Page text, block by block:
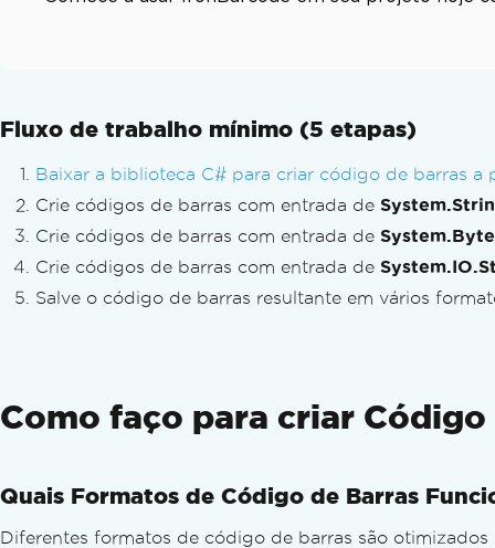
Referência da API
Fluxo de trabalho mínimo (5 etapas)
Baixar a biblioteca C# para criar código de barras a
Crie códigos de barras com entrada de
Crie códigos de barras com entrada de
Crie códigos de barras com entrada de
Salve o código de barras resultante em vários
Como faço para criar
Quais Formatos de Código de Barras
Diferentes formatos de código de barras são